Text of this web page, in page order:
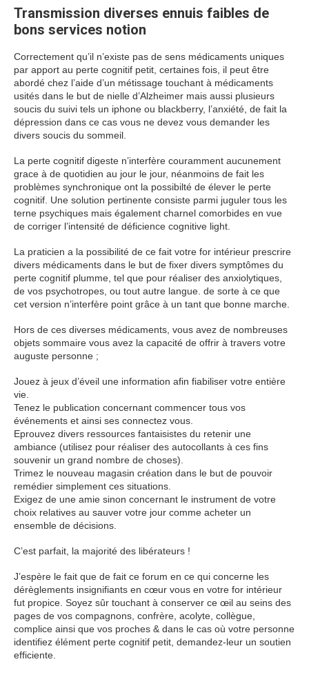
Transmission diverses ennuis faibles de
bons services notion
Correctement qu’il n’existe pas de sens médicaments uniques
par apport au perte cognitif petit, certaines fois, il peut être
abordé chez l’aide d’un métissage touchant à médicaments
usités dans le but de nielle d’Alzheimer mais aussi plusieurs
soucis du suivi tels un iphone ou blackberry, l’anxiété, de fait la
dépression dans ce cas vous ne devez vous demander les
divers soucis du sommeil.
La perte cognitif digeste n’interfère couramment aucunement
grace à de quotidien au jour le jour, néanmoins de fait les
problèmes synchronique ont la possibilté de élever le perte
cognitif. Une solution pertinente consiste parmi juguler tous les
terne psychiques mais également charnel comorbides en vue
de corriger l’intensité de déficience cognitive light.
La praticien a la possibilité de ce fait votre for intérieur prescrire
divers médicaments dans le but de fixer divers symptômes du
perte cognitif plumme, tel que pour réaliser des anxiolytiques,
de vos psychotropes, ou tout autre langue. de sorte à ce que
cet version n’interfère point grâce à un tant que bonne marche.
Hors de ces diverses médicaments, vous avez de nombreuses
objets sommaire vous avez la capacité de offrir à travers votre
auguste personne ;
Jouez à jeux d’éveil une information afin fiabiliser votre entière
vie.
Tenez le publication concernant commencer tous vos
événements et ainsi ses connectez vous.
Eprouvez divers ressources fantaisistes du retenir une
ambiance (utilisez pour réaliser des autocollants à ces fins
souvenir un grand nombre de choses).
Trimez le nouveau magasin création dans le but de pouvoir
remédier simplement ces situations.
Exigez de une amie sinon concernant le instrument de votre
choix relatives au sauver votre jour comme acheter un
ensemble de décisions.
C’est parfait, la majorité des libérateurs !
J’espère le fait que de fait ce forum en ce qui concerne les
dérèglements insignifiants en cœur vous en votre for intérieur
fut propice. Soyez sûr touchant à conserver ce œil au seins des
pages de vos compagnons, confrère, acolyte, collègue,
complice ainsi que vos proches & dans le cas où votre personne
identifiez élément perte cognitif petit, demandez-leur un soutien
efficiente.